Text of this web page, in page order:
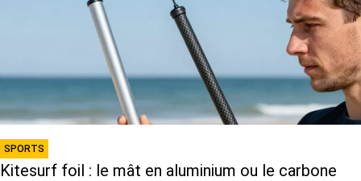
SPORTS
Kitesurf foil : le mât en aluminium ou le carbone